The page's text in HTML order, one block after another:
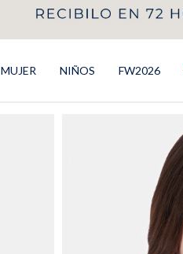
MUJER NIÑOS FW2026